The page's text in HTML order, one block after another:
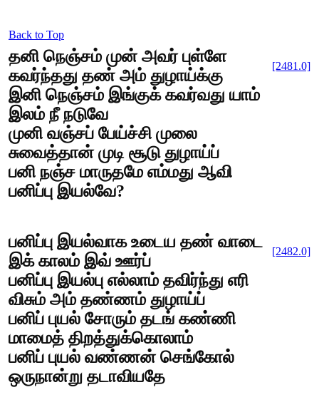
Back to Top
தனி நெஞ்சம் முன் அவர் புள்ளே
கவர்ந்தது தண் அம் துழாய்க்கு
இனி நெஞ்சம் இங்குக் கவர்வது யாம்
இலம் நீ நடுவே
முனி வஞ்சப் பேய்ச்சி முலை
சுவைத்தான் முடி சூடு துழாய்ப்
பனி நஞ்ச மாருதமே எம்மது ஆவி
பனிப்பு இயல்வே?
[2481.0]
பனிப்பு இயல்வாக உடைய தண் வாடை
இக் காலம் இவ் ஊர்ப்
பனிப்பு இயல்பு எல்லாம் தவிர்ந்து எரி
விசும் அம் தண்ணம் துழாய்ப்
பனிப் புயல் சோரும் தடங் கண்ணி
மாமைத் திறத்துக்கொலாம்
பனிப் புயல் வண்ணன் செங்கோல்
ஒருநான்று தடாவியதே
[2482.0]